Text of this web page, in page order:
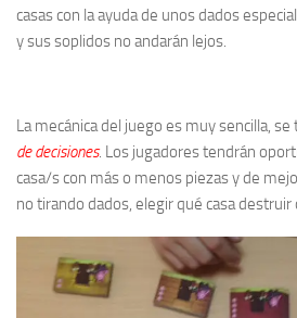
casas con la ayuda de unos dados
y sus soplidos no andarán lejos.
La mecánica del juego es muy sencilla, se
de decisiones. Los jugadores tendrán
casa/s con más o menos piezas y de
no tirando dados, elegir qué casa destruir